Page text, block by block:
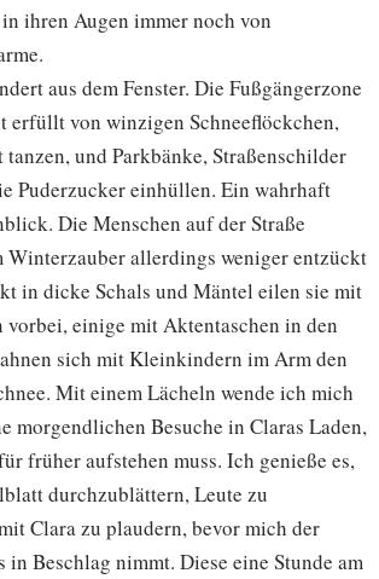
ihren Augen immer noch von
aus dem Fenster. Die Fußgängerzone
erfüllt von winzigen Schneeflöckchen,
und Parkbänke, Straßenschilder
Puderzucker einhüllen. Ein wahrhaft
Die Menschen auf der Straße
Winterzauber allerdings weniger entzückt
in dicke Schals und Mäntel eilen sie mit
vorbei, einige mit Aktentaschen in den
sich mit Kleinkindern im Arm den
Mit einem Lächeln wende ich mich
morgendlichen Besuche in Claras Laden,
früher aufstehen muss. Ich genieße es,
durchzublättern, Leute zu
Clara zu plaudern, bevor mich der
in Beschlag nimmt. Diese eine Stunde am